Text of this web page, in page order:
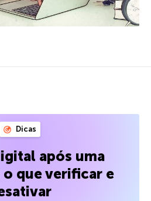
Dicas
após uma
o que verificar e